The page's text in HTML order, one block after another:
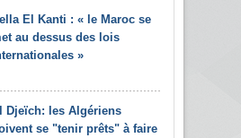
El Kanti : « le Maroc se
au dessus des lois
»
Djeïch: les Algériens
se "tenir prêts" à faire